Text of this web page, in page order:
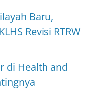
Baru,
Revisi RTRW
di Health and